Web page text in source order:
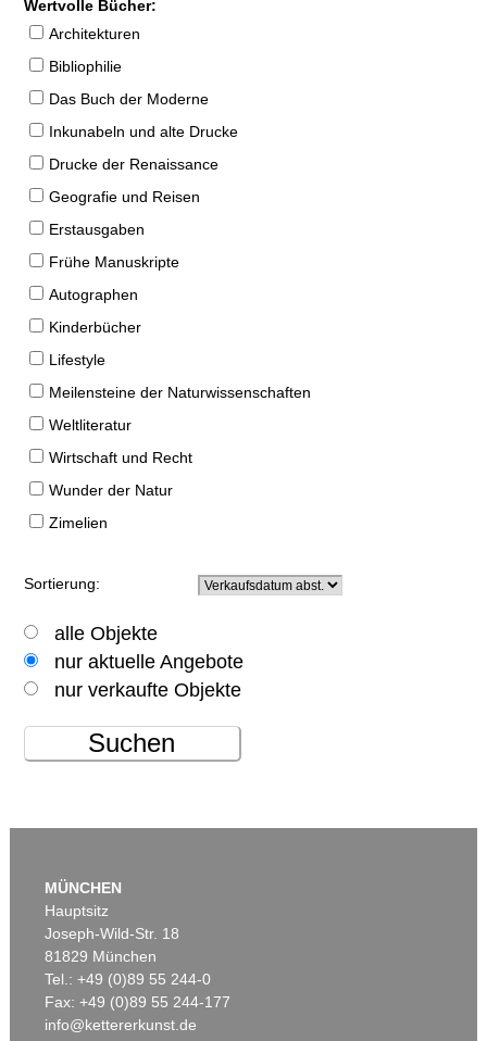
Wertvolle Bücher:
Architekturen
Bibliophilie
Das Buch der Moderne
Inkunabeln und alte Drucke
Drucke der Renaissance
Geografie und Reisen
Erstausgaben
Frühe Manuskripte
Autographen
Kinderbücher
Lifestyle
Meilensteine der Naturwissenschaften
Weltliteratur
Wirtschaft und Recht
Wunder der Natur
Zimelien
Sortierung:
alle Objekte
nur aktuelle Angebote
nur verkaufte Objekte
Suchen
MÜNCHEN
Hauptsitz
Joseph-Wild-Str. 18
81829 München
Tel.: +49 (0)89 55 244-0
Fax: +49 (0)89 55 244-177
info@kettererkunst.de